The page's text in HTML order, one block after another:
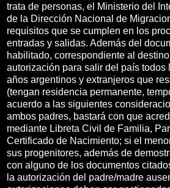
trata de personas, el Ministerio del
de la Dirección Nacional de
requisitos que se cumplen en los
entradas y salidas. Además del
habilitado, correspondiente al
autorización para salir del país todos
años argentinos y extranjeros que
(tengan residencia permanente,
acuerdo a las siguientes
ambos padres, bastará con que
mediante Libreta Civil de Familia,
Certificado de Nacimiento; si el
sus progenitores, además de
con alguno de los documentos
la autorización del padre/madre